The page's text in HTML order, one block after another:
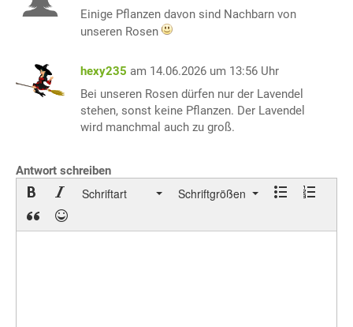
Einige Pflanzen davon sind Nachbarn von
unseren Rosen
hexy235 am 14.06.2026 um 13:56 Uhr
Bei unseren Rosen dürfen nur der Lavendel
stehen, sonst keine Pflanzen. Der Lavendel
wird manchmal auch zu groß.
Antwort schreiben
Schriftart Schriftgrößen